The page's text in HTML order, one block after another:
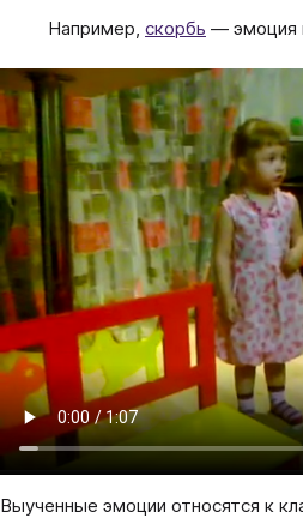
Например, скорбь — эмоция
Выученные эмоции относятся к